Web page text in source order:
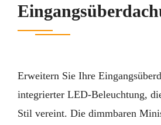
Erweitern Sie Ihre
integrierter LED-Beleuchtung,
Stil vereint. Die dimmbaren